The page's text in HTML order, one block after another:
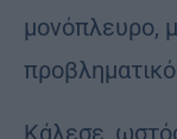
μονόπλευρο,
Κάλεσε,